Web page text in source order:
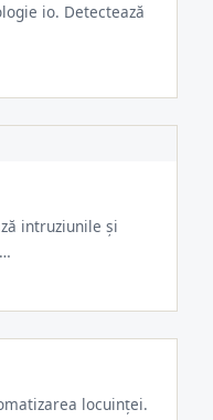
io. Detectează
intruziunile și
locuinței.